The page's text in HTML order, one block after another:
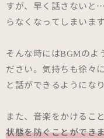
すが、早く話さないと
らなくなってしまいます
そんな時にはBGMのよ
ださい。気持ちも徐々
と話ができるようになり
また、音楽をかけるこ
状態を防ぐことができ